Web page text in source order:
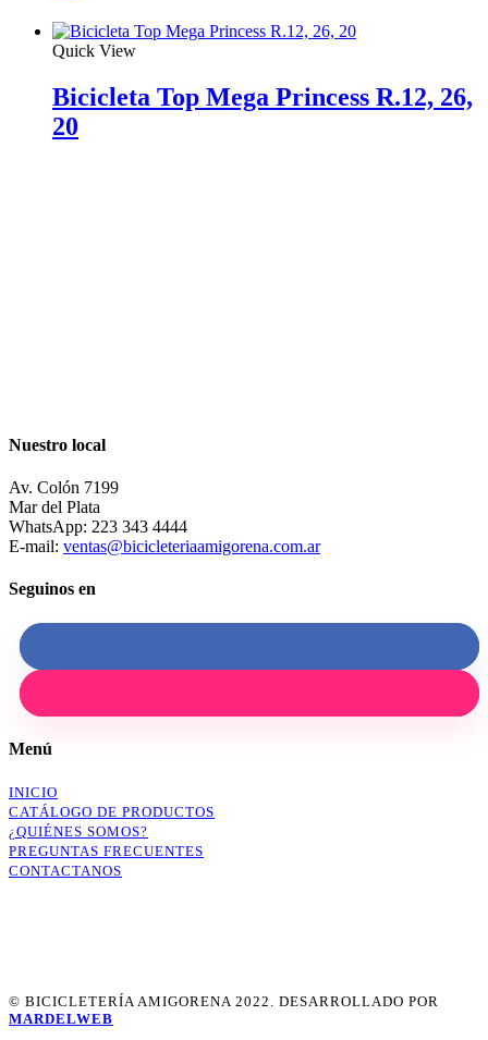
Quick View
Bicicleta Top Mega Princess R.12, 26,
20
Nuestro local
Av. Colón 7199
Mar del Plata
WhatsApp: 223 343 4444
E-mail: ventas@bicicleteriaamigorena.com.ar
Seguinos en
Menú
INICIO
CATÁLOGO DE PRODUCTOS
¿QUIÉNES SOMOS?
PREGUNTAS FRECUENTES
CONTACTANOS
© BICICLETERÍA AMIGORENA 2022. DESARROLLADO POR
MARDELWEB